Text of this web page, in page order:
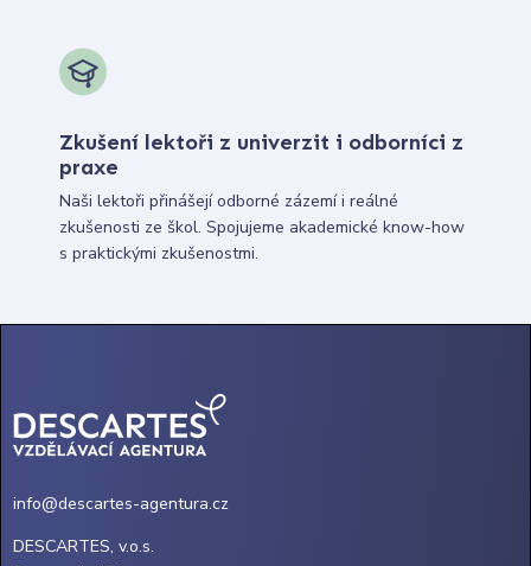
Zkušení lektoři z univerzit i odborníci z
praxe
Naši lektoři přinášejí odborné zázemí i reálné
zkušenosti ze škol. Spojujeme akademické know-how
s praktickými zkušenostmi.
info@descartes-agentura.cz
DESCARTES, v.o.s.